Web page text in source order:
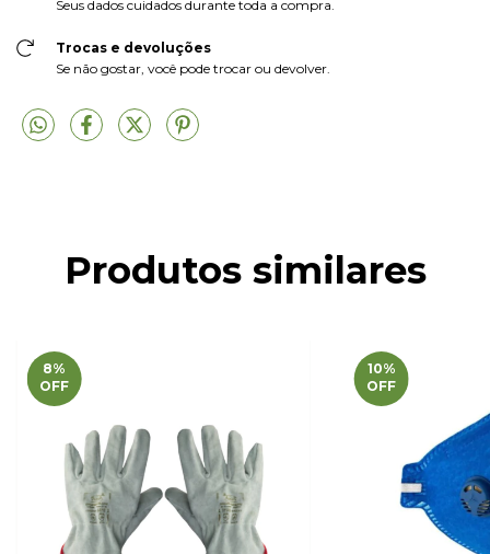
Seus dados cuidados durante toda a compra.
Trocas e devoluções
Se não gostar, você pode trocar ou devolver.
Produtos similares
8%
OFF
10%
OFF